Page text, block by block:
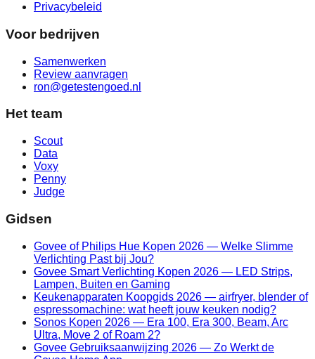
Privacybeleid
Voor bedrijven
Samenwerken
Review aanvragen
ron@getestengoed.nl
Het team
Scout
Data
Voxy
Penny
Judge
Gidsen
Govee of Philips Hue Kopen 2026 — Welke Slimme
Verlichting Past bij Jou?
Govee Smart Verlichting Kopen 2026 — LED Strips,
Lampen, Buiten en Gaming
Keukenapparaten Koopgids 2026 — airfryer, blender of
espressomachine: wat heeft jouw keuken nodig?
Sonos Kopen 2026 — Era 100, Era 300, Beam, Arc
Ultra, Move 2 of Roam 2?
Govee Gebruiksaanwijzing 2026 — Zo Werkt de